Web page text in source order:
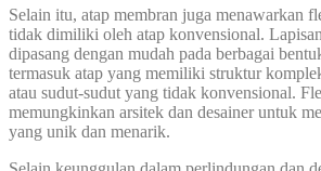
Selain itu, atap membran juga menawarkan
tidak dimiliki oleh atap konvensional.
dipasang dengan mudah pada berbagai
termasuk atap yang memiliki struktur
atau sudut-sudut yang tidak konvensional.
memungkinkan arsitek dan desainer untuk
yang unik dan menarik.